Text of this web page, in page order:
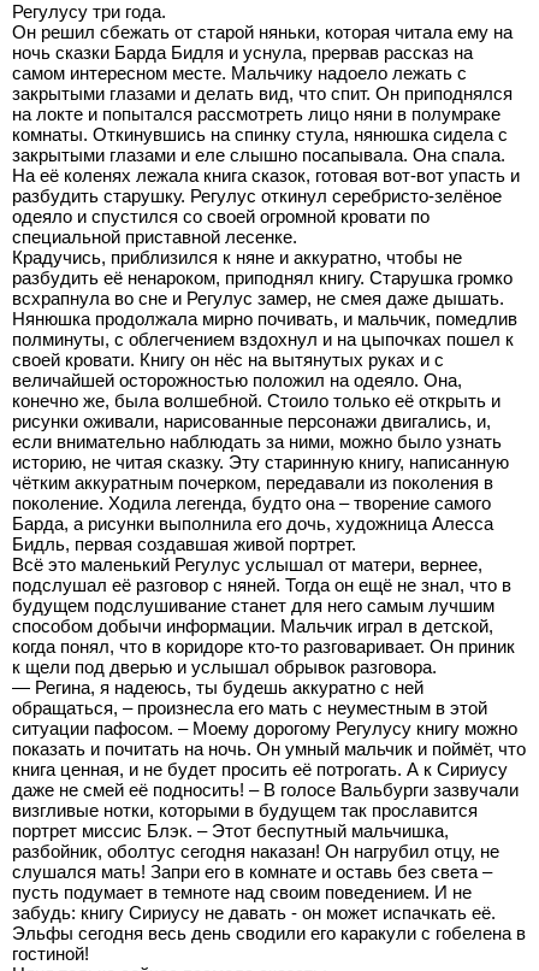
Регулусу три года.
Он решил сбежать от старой няньки, которая читала ему на
ночь сказки Барда Бидля и уснула, прервав рассказ на
самом интересном месте. Мальчику надоело лежать с
закрытыми глазами и делать вид, что спит. Он приподнялся
на локте и попытался рассмотреть лицо няни в полумраке
комнаты. Откинувшись на спинку стула, нянюшка сидела с
закрытыми глазами и еле слышно посапывала. Она спала.
На её коленях лежала книга сказок, готовая вот-вот упасть и
разбудить старушку. Регулус откинул серебристо-зелёное
одеяло и спустился со своей огромной кровати по
специальной приставной лесенке.
Крадучись, приблизился к няне и аккуратно, чтобы не
разбудить её ненароком, приподнял книгу. Старушка громко
всхрапнула во сне и Регулус замер, не смея даже дышать.
Нянюшка продолжала мирно почивать, и мальчик, помедлив
полминуты, с облегчением вздохнул и на цыпочках пошел к
своей кровати. Книгу он нёс на вытянутых руках и с
величайшей осторожностью положил на одеяло. Она,
конечно же, была волшебной. Стоило только её открыть и
рисунки оживали, нарисованные персонажи двигались, и,
если внимательно наблюдать за ними, можно было узнать
историю, не читая сказку. Эту старинную книгу, написанную
чётким аккуратным почерком, передавали из поколения в
поколение. Ходила легенда, будто она – творение самого
Барда, а рисунки выполнила его дочь, художница Алесса
Бидль, первая создавшая живой портрет.
Всё это маленький Регулус услышал от матери, вернее,
подслушал её разговор с няней. Тогда он ещё не знал, что в
будущем подслушивание станет для него самым лучшим
способом добычи информации. Мальчик играл в детской,
когда понял, что в коридоре кто-то разговаривает. Он приник
к щели под дверью и услышал обрывок разговора.
— Регина, я надеюсь, ты будешь аккуратно с ней
обращаться, – произнесла его мать с неуместным в этой
ситуации пафосом. – Моему дорогому Регулусу книгу можно
показать и почитать на ночь. Он умный мальчик и поймёт, что
книга ценная, и не будет просить её потрогать. А к Сириусу
даже не смей её подносить! – В голосе Вальбурги зазвучали
визгливые нотки, которыми в будущем так прославится
портрет миссис Блэк. – Этот беспутный мальчишка,
разбойник, оболтус сегодня наказан! Он нагрубил отцу, не
слушался мать! Запри его в комнате и оставь без света –
пусть подумает в темноте над своим поведением. И не
забудь: книгу Сириусу не давать - он может испачкать её.
Эльфы сегодня весь день сводили его каракули с гобелена в
гостиной!